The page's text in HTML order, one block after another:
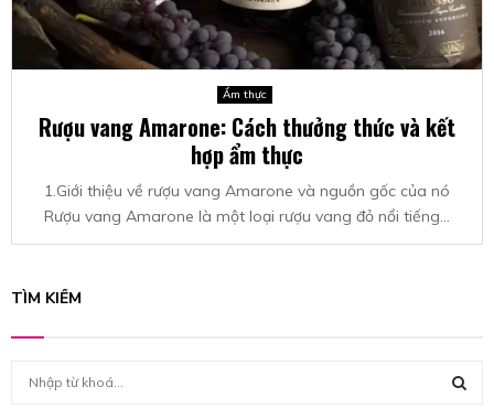
Ẩm thực
Rượu vang Amarone: Cách thưởng thức và kết
hợp ẩm thực
1.Giới thiệu về rượu vang Amarone và nguồn gốc của nó
Rượu vang Amarone là một loại rượu vang đỏ nổi tiếng...
TÌM KIẾM